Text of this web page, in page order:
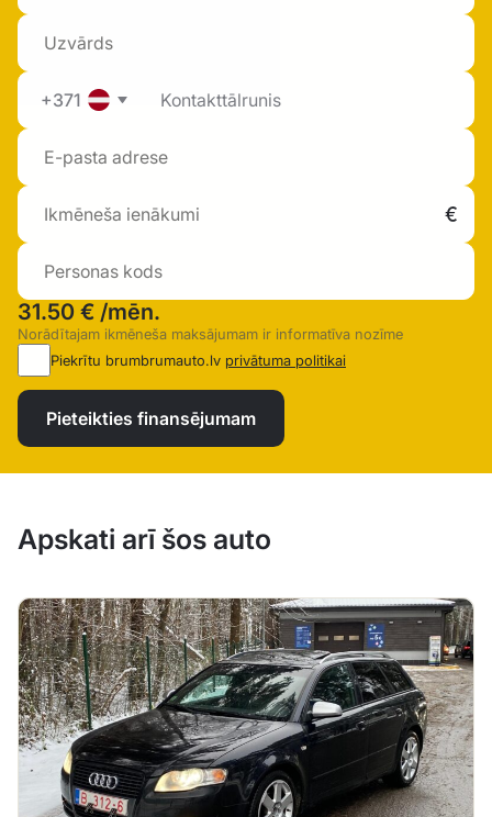
+371
31.50 € /mēn.
Norādītajam ikmēneša maksājumam ir informatīva nozīme
Piekrītu brumbrumauto.lv privātuma politikai
Pieteikties finansējumam
Apskati arī šos auto